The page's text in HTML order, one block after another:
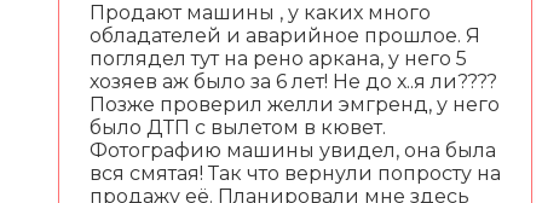
Продают машины , у каких много
обладателей и аварийное прошлое. Я
поглядел тут на рено аркана, у него 5
хозяев аж было за 6 лет! Не до х..я ли????
Позже проверил желли эмгренд, у него
было ДТП с вылетом в кювет.
Фотографию машины увидел, она была
вся смятая! Так что вернули попросту на
продажу её. Планировали мне здесь